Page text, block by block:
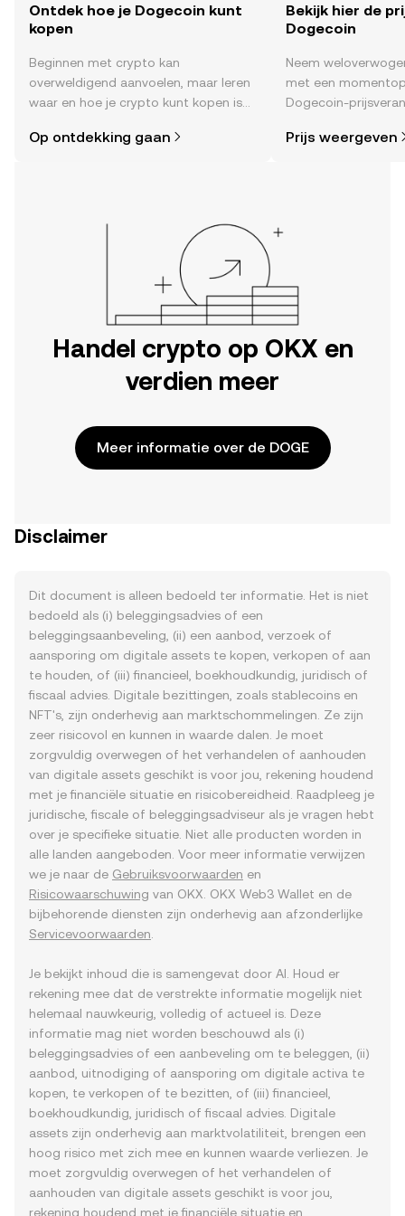
Ontdek hoe je Dogecoin kunt
kopen
Beginnen met crypto kan
overweldigend aanvoelen, maar leren
waar en hoe je crypto kunt kopen is
reis op de mobiele app van OKX of
Op ontdekking gaan
Bekijk hier de
Dogecoin
Neem
met een
Dogecoin-
nieuws en meer.
Prijs weergeven
Handel crypto op OKX en
verdien meer
Meer informatie over de DOGE
Disclaimer
Dit document is alleen bedoeld ter informatie. Het is niet
bedoeld als (i) beleggingsadvies of een
beleggingsaanbeveling, (ii) een aanbod, verzoek of
aansporing om digitale assets te kopen, verkopen of aan
te houden, of (iii) financieel, boekhoudkundig, juridisch of
fiscaal advies. Digitale bezittingen, zoals stablecoins en
NFT's, zijn onderhevig aan marktschommelingen. Ze zijn
zeer risicovol en kunnen in waarde dalen. Je moet
zorgvuldig overwegen of het verhandelen of aanhouden
van digitale assets geschikt is voor jou, rekening houdend
met je financiële situatie en risicobereidheid. Raadpleeg je
juridische, fiscale of beleggingsadviseur als je vragen hebt
over je specifieke situatie. Niet alle producten worden in
alle landen aangeboden. Voor meer informatie verwijzen
we je naar de Gebruiksvoorwaarden en
Risicowaarschuwing van OKX. OKX Web3 Wallet en de
bijbehorende diensten zijn onderhevig aan afzonderlijke
Servicevoorwaarden
Je bekijkt inhoud die is samengevat door AI. Houd er
rekening mee dat de verstrekte informatie mogelijk niet
helemaal nauwkeurig, volledig of actueel is. Deze
informatie mag niet worden beschouwd als (i)
beleggingsadvies of een aanbeveling om te beleggen, (ii)
aanbod, uitnodiging of aansporing om digitale activa te
kopen, te verkopen of te bezitten, of (iii) financieel,
boekhoudkundig, juridisch of fiscaal advies. Digitale
assets zijn onderhevig aan marktvolatiliteit, brengen een
hoog risico met zich mee en kunnen waarde verliezen. Je
moet zorgvuldig overwegen of het verhandelen of
aanhouden van digitale assets geschikt is voor jou,
rekening houdend met je financiële situatie en